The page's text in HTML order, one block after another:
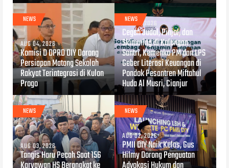
NEWS
AUG 04, 2026
Komisi D DPRD DIY Dorong
Persiapan Matang Sekolah
Rakyat Terintegrasi di Kulon
Progo
NEWS
AUG 04, 2026
Cegah Judol, Pinjol, dan
Skimming di Kalangan
Santri, Kemenko PM dan LPS
Geber Literasi Keuangan di
Pondok Pesantren Miftahul
Huda Al Musri, Cianjur
NEWS
AUG 03, 2026
Tangis Haru Pecah Saat 156
NEWS
AUG 02, 2026
PMII DIY Naik Kelas, Gus
Hilmy Dorong Penguatan